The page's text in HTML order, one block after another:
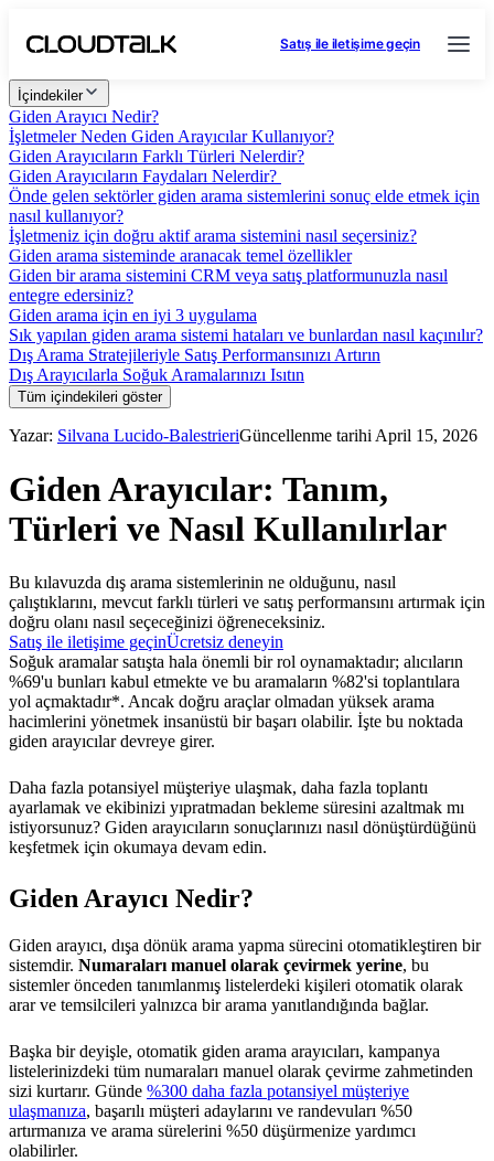
Satış ile iletişime geçin
İçindekiler
Giden Arayıcı Nedir?
İşletmeler Neden Giden Arayıcılar Kullanıyor?
Giden Arayıcıların Farklı Türleri Nelerdir?
Giden Arayıcıların Faydaları Nelerdir?
Önde gelen sektörler giden arama sistemlerini sonuç elde etmek için
nasıl kullanıyor?
İşletmeniz için doğru aktif arama sistemini nasıl seçersiniz?
Giden arama sisteminde aranacak temel özellikler
Giden bir arama sistemini CRM veya satış platformunuzla nasıl
entegre edersiniz?
Giden arama için en iyi 3 uygulama
Sık yapılan giden arama sistemi hataları ve bunlardan nasıl kaçınılır?
Dış Arama Stratejileriyle Satış Performansınızı Artırın
Dış Arayıcılarla Soğuk Aramalarınızı Isıtın
Tüm içindekileri göster
Yazar: Silvana Lucido-BalestrieriGüncellenme tarihi April 15, 2026
Giden Arayıcılar: Tanım,
Türleri ve Nasıl Kullanılırlar
Bu kılavuzda dış arama sistemlerinin ne olduğunu, nasıl
çalıştıklarını, mevcut farklı türleri ve satış performansını artırmak için
doğru olanı nasıl seçeceğinizi öğreneceksiniz.
Satış ile iletişime geçinÜcretsiz deneyin
Soğuk aramalar satışta hala önemli bir rol oynamaktadır; alıcıların
%69'u bunları kabul etmekte ve bu aramaların %82'si toplantılara
yol açmaktadır*. Ancak doğru araçlar olmadan yüksek arama
hacimlerini yönetmek insanüstü bir başarı olabilir. İşte bu noktada
giden arayıcılar devreye girer.
Daha fazla potansiyel müşteriye ulaşmak, daha fazla toplantı
ayarlamak ve ekibinizi yıpratmadan bekleme süresini azaltmak mı
istiyorsunuz? Giden arayıcıların sonuçlarınızı nasıl dönüştürdüğünü
keşfetmek için okumaya devam edin.
Giden Arayıcı Nedir?
Giden arayıcı, dışa dönük arama yapma sürecini otomatikleştiren bir
sistemdir. Numaraları manuel olarak çevirmek yerine, bu
sistemler önceden tanımlanmış listelerdeki kişileri otomatik olarak
arar ve temsilcileri yalnızca bir arama yanıtlandığında bağlar.
Başka bir deyişle, otomatik giden arama arayıcıları, kampanya
listelerinizdeki tüm numaraları manuel olarak çevirme zahmetinden
sizi kurtarır. Günde %300 daha fazla potansiyel müşteriye
ulaşmanıza, başarılı müşteri adaylarını ve randevuları %50
artırmanıza ve arama sürelerini %50 düşürmenize yardımcı
olabilirler.